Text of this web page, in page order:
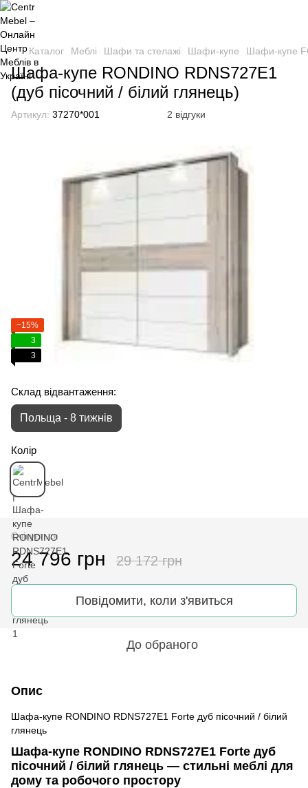
Каталог Меблі Шафи та стелажі Шафи-купе Шафи-купе
Шафа-купе RONDINO RDNS727E1
(дуб пісочний / білий глянець)
Артикул: 37270*001 2 відгуки
−15%
3
3
Склад відвантаження:
Польща - 8 тижнів
Колір
Очікується
24 796 грн 29 172 грн
Повідомити, коли з'явиться
До обраного
Опис
Шафа-купе RONDINO RDNS727E1 Forte дуб пісочний / білий
глянець
Шафа-купе RONDINO RDNS727E1 Forte дуб
пісочний / білий глянець — стильні меблі для
дому та робочого простору